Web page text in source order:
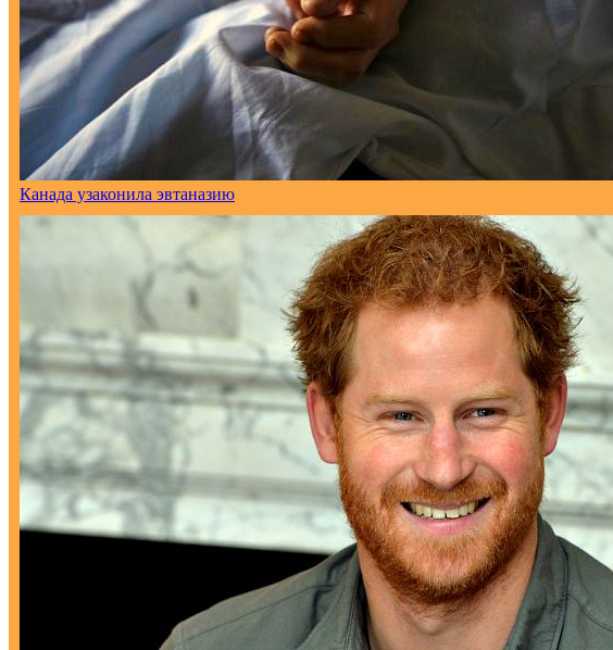
Канада узаконила эвтаназию